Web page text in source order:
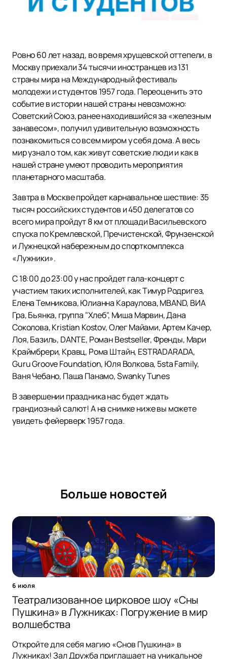
Ровно 60 лет назад, во время хрущевской оттепели, в
Москву приехали 34 тысячи иностранцев из 131
страны мира на Международный фестиваль
молодежи и студентов 1957 года. Переоценить это
событие в истории нашей страны невозможно:
Советский Союз, ранее находившийся за «железным
занавесом», получил удивительную возможность
познакомиться со всем миром у себя дома. А весь
мир узнал о том, как живут советские люди и как в
нашей стране умеют проводить мероприятия
планетарного масштаба.
Завтра в Москве пройдет карнавальное шествие: 35
тысяч российских студентов и 450 делегатов со
всего мира пройдут 8 км от площади Васильевского
спуска по Кремлевской, Пречистенской, Фрунзенской
и Лужнецкой набережным до спорткомплекса
«Лужники».
С 18:00 до 23:00 у нас пройдет гала-концерт с
участием таких исполнителей, как Тимур Родригез,
Елена Темникова, Юлианна Караулова, MBAND, ВИА
Гра, Бьянка, группа "Хлеб", Миша Марвин, Дана
Соколова, Kristian Kostov, Олег Майами, Артем Качер,
Лоя, Базиль, DANTE, Роман Bestseller, Френды, Мари
Краймбрери, Кравц, Рома Штайн, ESTRADARADA,
Guru Groove Foundation, Юля Волкова, 5sta Family,
Ваня Чебано, Паша Панамо, Swanky Tunes
В завершении праздника нас будет ждать
грандиозный салют! А на снимке ниже вы можете
увидеть фейерверк 1957 года.
Больше новостей
6 июля
Театрализованное цирковое шоу «Сны
Пушкина» в Лужниках: Погружение в мир
волшебства
Откройте для себя магию «Снов Пушкина» в
Лужниках! Зал Дружба приглашает на уникальное